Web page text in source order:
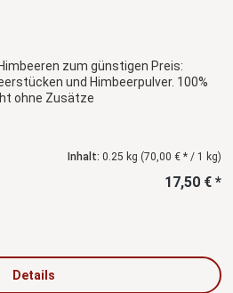
zum günstigen Preis:
und Himbeerpulver. 100%
ohne Zusätze
Inhalt: 0.25 kg (70,00 € * / 1 kg)
17,50 € *
Details